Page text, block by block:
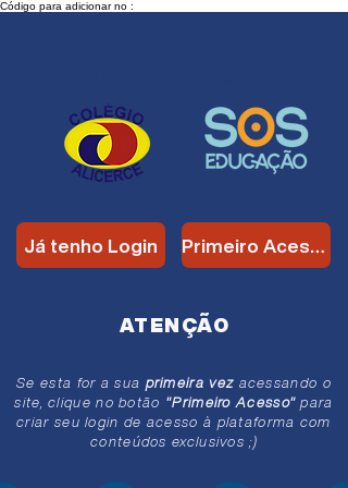
Código para adicionar no :
Já tenho Login Primeiro Acesso
ATENÇÃO
Se esta for a sua primeira vez acessando o
site, clique no botão "Primeiro Acesso" para
criar seu login de acesso à plataforma com
conteúdos exclusivos ;)